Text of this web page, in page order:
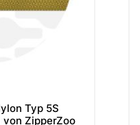
Typ 5S
von ZipperZoo